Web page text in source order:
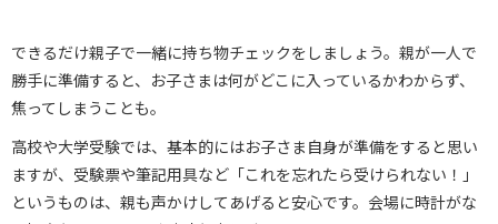
できるだけ親子で一緒に持ち物チェックをしましょう。親が一人で
勝手に準備すると、お子さまは何がどこに入っているかわからず、
焦ってしまうことも。
高校や大学受験では、基本的にはお子さま自身が準備をすると思い
ますが、受験票や筆記用具など「これを忘れたら受けられない！」
というものは、親も声かけしてあげると安心です。会場に時計がな